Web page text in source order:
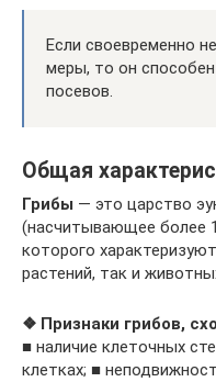
Если своевременно
меры, то он
посевов.
Общая
Грибы — это царство
(насчитывающее более
которого
растений, так и
❖ Признаки грибов,
■ наличие клеточных
клетках; ■